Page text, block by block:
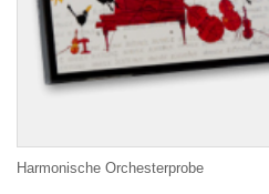
Harmonische Orchesterprobe